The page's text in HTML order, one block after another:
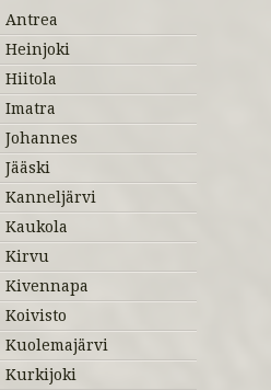
Antrea
Heinjoki
Hiitola
Imatra
Johannes
Jääski
Kanneljärvi
Kaukola
Kirvu
Kivennapa
Koivisto
Kuolemajärvi
Kurkijoki